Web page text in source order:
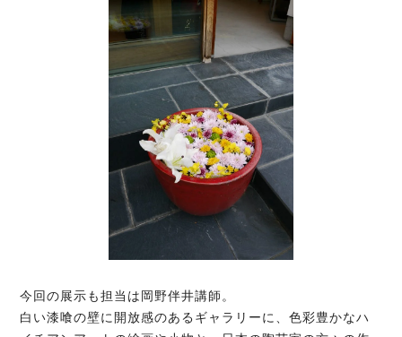
今回の展示も担当は岡野伴井講師。
白い漆喰の壁に開放感のあるギャラリーに、色彩豊かなハ